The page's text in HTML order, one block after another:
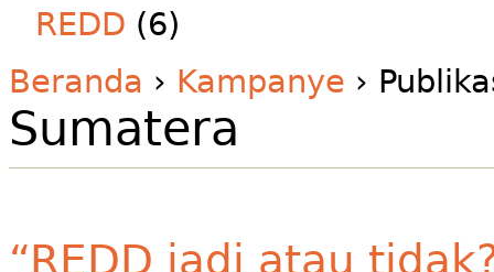
REDD (6)
Beranda › Kampanye ›
Sumatera
“REDD jadi atau